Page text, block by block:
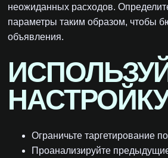
неожиданных расходов.
параметры таким образом, чтобы
объявления.
Ограничьте таргетирование
Проанализируйте